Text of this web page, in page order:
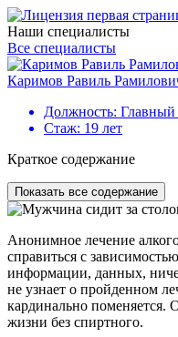
Наши специалисты
Все специалисты
Каримов Равиль
Должность: Главный
Стаж: 19 лет
Краткое содержание
Показать все содержание
Анонимное лечение
справиться с
информации, данных,
не узнает о пройденном
кардинально поменяется.
жизни без спиртного.